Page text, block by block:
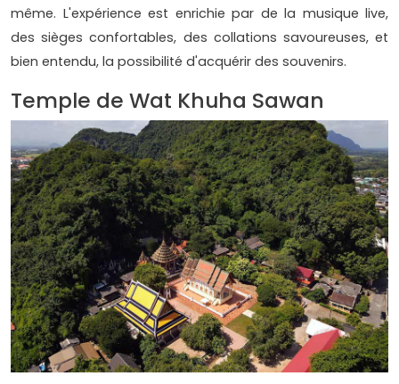
même. L'expérience est enrichie par de la musique live,
des sièges confortables, des collations savoureuses, et
bien entendu, la possibilité d'acquérir des souvenirs.
Temple de Wat Khuha Sawan